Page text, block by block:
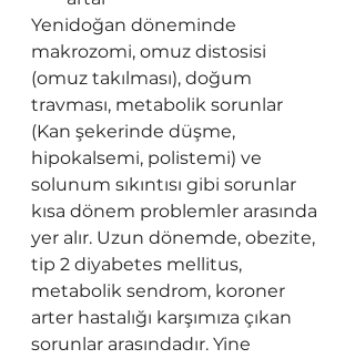
Yenidoğan döneminde
makrozomi, omuz distosisi
(omuz takılması), doğum
travması, metabolik sorunlar
(Kan şekerinde düşme,
hipokalsemi, polistemi) ve
solunum sıkıntısı gibi sorunlar
kısa dönem problemler arasında
yer alır. Uzun dönemde, obezite,
tip 2 diyabetes mellitus,
metabolik sendrom, koroner
arter hastalığı karşımıza çıkan
sorunlar arasındadır. Yine